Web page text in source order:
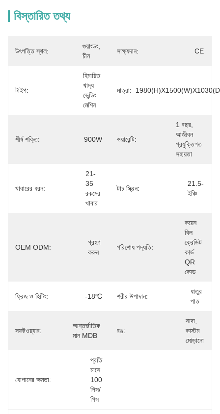
বিস্তারিত তথ্য
উৎপত্তি স্থল:
গুয়াংডং,
চীন
সাক্ষ্যদান: CE
টাইপ:
হিমায়িত
খাদ্য
ভেন্ডিং
মেশিন
মাত্রা:
শীর্ষ শক্তি: 900W ওয়ারেন্টি:
1 বছর,
আজীবন
প্রযুক্তিগত
সহায়তা
খাবারের ধরন:
21-
35
রকমের
খাবার
টাচ স্ক্রিন:
21.5-
ইঞ্চি
OEM ODM:
গ্রহণ
করুন
পরিশোধ পদ্ধতি:
কয়েন
বিল
ক্রেডিট
কার্ড
QR
কোড
ফ্রিজ ও হিটিং: -18℃ শরীর উপাদান:
ধাতুর
পাত
সফটওয়্যার:
আন্তর্জাতিক
মান MDB
রঙ:
সাদা,
কাস্টম
মোড়ানো
যোগানের ক্ষমতা:
প্রতি
মাসে
100
পিস/
পিস